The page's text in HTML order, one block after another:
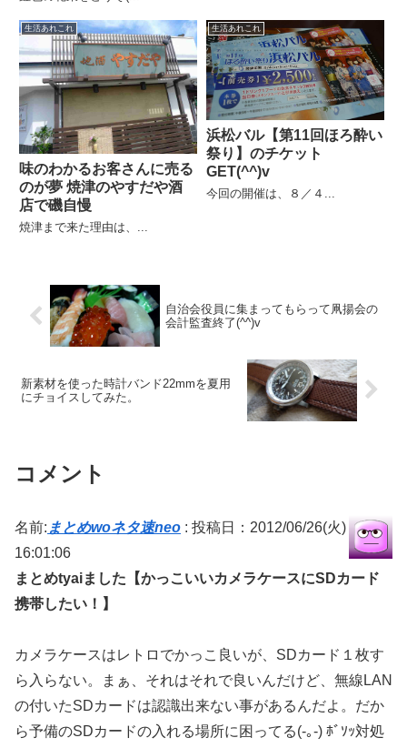
生活あれこれ
味のわかるお客さんに売る
のが夢 焼津のやすだや酒
店で磯自慢
焼津まで来た理由は、...
生活あれこれ
浜松バル【第11回ほろ酔い
祭り】のチケット
GET(^^)v
今回の開催は、８／４...
自治会役員に集まってもらって凧揚会の
会計監査終了(^^)v
新素材を使った時計バンド22mmを夏用
にチョイスしてみた。
コメント
名前: まとめwoネタ速neo : 投稿日：2012/06/26(火)
16:01:06
まとめtyaiました【かっこいいカメラケースにSDカード
携帯したい！】
カメラケースはレトロでかっこ良いが、SDカード１枚す
ら入らない。まぁ、それはそれで良いんだけど、無線LAN
の付いたSDカードは認識出来ない事があるんだよ。だか
ら予備のSDカードの入れる場所に困ってる(-｡-) ﾎﾞｿｯ対処